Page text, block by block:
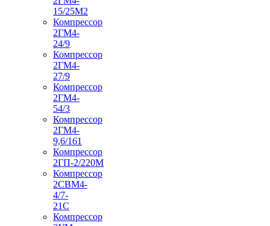
15/25М2
Компрессор
2ГМ4-
24/9
Компрессор
2ГМ4-
27/9
Компрессор
2ГМ4-
54/3
Компрессор
2ГМ4-
9,6/161
Компрессор
2ГП-2/220М
Компрессор
2СВМ4-
4/7-
21С
Компрессор